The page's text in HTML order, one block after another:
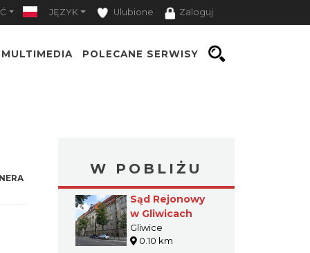
JĘZYK Ulubione Zaloguj
MULTIMEDIA POLECANE SERWISY
W POBLIŻU
Sąd Rejonowy
w Gliwicach
Gliwice
0.10 km